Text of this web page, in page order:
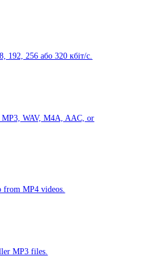
192, 256 або 320 кбіт/с.
WAV, M4A, AAC, or
from MP4 videos.
MP3 files.